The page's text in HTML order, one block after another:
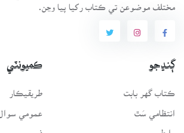
مختلف موضوعن تي ڪتاب رکيا پيا وڃن.
ڳنڍجو
ڪتاب گهر بابت
انتظامي سَٿ
رابطو
ڪميونٽي
طريقيڪار
عمومي سوال
فورم